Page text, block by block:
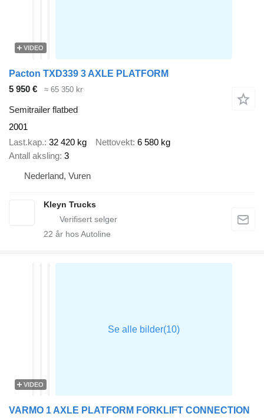
VIDEO
Pacton TXD339 3 AXLE PLATFORM
5 950 €
≈ 65 350 kr
Semitrailer flatbed
2001
Last.kap. 32 420 kg Nettovekt 6 580 kg
Antall aksling 3
Nederland, Vuren
Kleyn Trucks
22 år hos Autoline
VIDEO
VARMO 1 AXLE PLATFORM FORKLIFT CONNECTION